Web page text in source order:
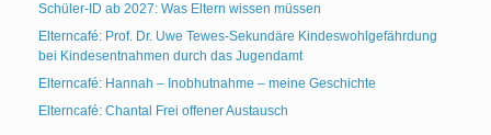
Schüler-ID ab 2027: Was Eltern wissen müssen
Elterncafé: Prof. Dr. Uwe Tewes-Sekundäre Kindeswohlgefährdung
bei Kindesentnahmen durch das Jugendamt
Elterncafé: Hannah – Inobhutnahme – meine Geschichte
Elterncafé: Chantal Frei offener Austausch